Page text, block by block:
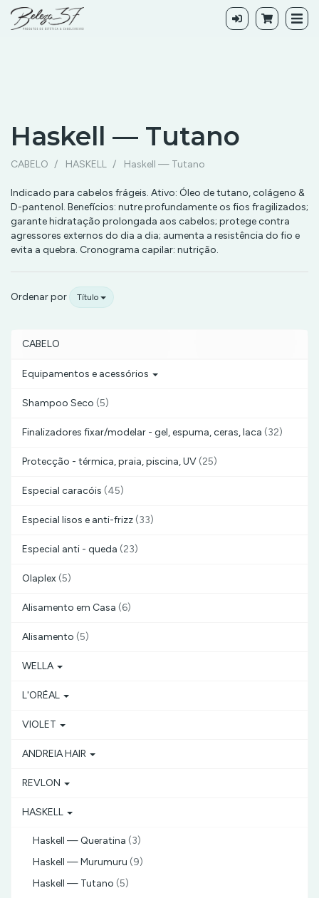
Haskell — Tutano
Haskell
—
Tutano
CABELO HASKELL Haskell — Tutano
Indicado para cabelos frágeis. Ativo: Óleo de tutano, colágeno &
D-pantenol. Benefícios: nutre profundamente os fios fragilizados;
garante hidratação prolongada aos cabelos; protege contra
agressores externos do dia a dia; aumenta a resistência do fio e
evita a quebra. Cronograma capilar: nutrição.
Ordenar por Título
CABELO
Equipamentos e acessórios
Shampoo Seco (5)
Finalizadores fixar/modelar - gel, espuma, ceras, laca (32)
Protecção - térmica, praia, piscina, UV (25)
Especial caracóis (45)
Especial lisos e anti-frizz (33)
Especial anti - queda (23)
Olaplex (5)
Alisamento em Casa (6)
Alisamento (5)
WELLA
L'ORÉAL
VIOLET
ANDREIA HAIR
REVLON
HASKELL
Haskell — Queratina (3)
Haskell — Murumuru (9)
Haskell — Tutano (5)